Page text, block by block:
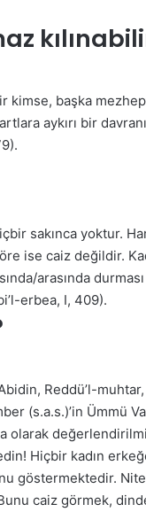
kimse, başka
aykırı bir
sakınca yoktur.
ise caiz değildir.
arasında
erbea, I, 409).
Reddü’l-
(s.a.s.)’in Ümmü
olarak
Hiçbir kadın
göstermektedir.
caiz görmek,